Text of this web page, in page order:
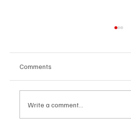
Comments
Write a comment...